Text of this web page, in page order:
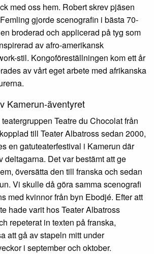
med oss hem. Robert skrev pjäsen
gjorde scenografin i bästa 70-
broderad och applicerad på tyg som
av afro-amerikansk
stil. Kongoföreställningen kom ett år
av vårt eget arbete med afrikanska
Kamerun-äventyret
Teatre du Chocolat från
till Teater Albatross sedan 2000,
en gatuteaterfestival i Kamerun där
deltagarna. Det var bestämt att ge
översätta den till franska och sedan
Vi skulle då göra samma scenografi
med kvinnor från byn Ebodjé. Efter att
hade varit hos Teater Albatross
repeterat in texten på franska,
att gå av stapeln mitt under
i september och oktober.